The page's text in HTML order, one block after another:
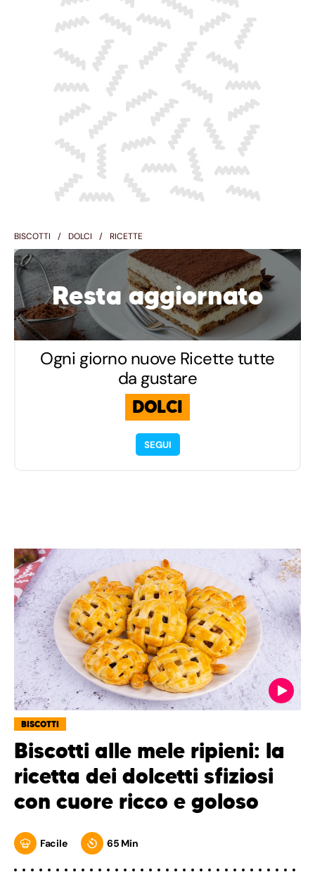
BISCOTTI DOLCI RICETTE
Resta aggiornato
Ogni giorno nuove Ricette tutte
da gustare
DOLCI
SEGUI
BISCOTTI
Biscotti alle mele ripieni: la
ricetta dei dolcetti sfiziosi
con cuore ricco e goloso
Facile 65 Min